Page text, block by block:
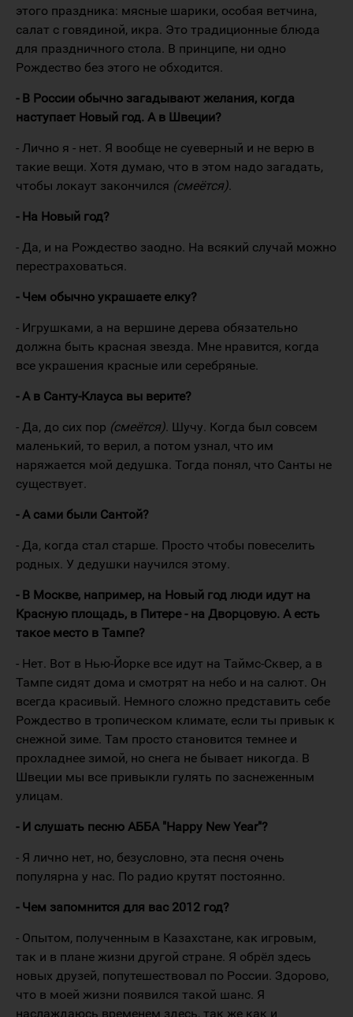
этого праздника: мясные шарики, особая ветчина,
салат с говядиной, икра. Это традиционные блюда
для праздничного стола. В принципе, ни одно
Рождество без этого не обходится.
- В России обычно загадывают желания, когда
наступает Новый год. А в Швеции?
- Лично я - нет. Я вообще не суеверный и не верю в
такие вещи. Хотя думаю, что в этом надо загадать,
чтобы локаут закончился (смеётся)
- На Новый год?
- Да, и на Рождество заодно. На всякий случай можно
перестраховаться.
- Чем обычно украшаете елку?
- Игрушками, а на вершине дерева обязательно
должна быть красная звезда. Мне нравится, когда
все украшения красные или серебряные.
- А в Санту-Клауса вы верите?
- Да, до сих пор (смеётся) . Шучу. Когда был совсем
маленький, то верил, а потом узнал, что им
наряжается мой дедушка. Тогда понял, что Санты не
существует.
- А сами были Сантой?
- Да, когда стал старше. Просто чтобы повеселить
родных. У дедушки научился этому.
- В Москве, например, на Новый год люди идут на
Красную площадь, в Питере - на Дворцовую. А есть
такое место в Тампе?
- Нет. Вот в Нью-Йорке все идут на Таймс-Сквер, а в
Тампе сидят дома и смотрят на небо и на салют. Он
всегда красивый. Немного сложно представить себе
Рождество в тропическом климате, если ты привык к
снежной зиме. Там просто становится темнее и
прохладнее зимой, но снега не бывает никогда. В
Швеции мы все привыкли гулять по заснеженным
улицам.
- И слушать песню АББА "Happy New Year"?
- Я лично нет, но, безусловно, эта песня очень
популярна у нас. По радио крутят постоянно.
- Чем запомнится для вас 2012 год?
- Опытом, полученным в Казахстане, как игровым,
так и в плане жизни другой стране. Я обрёл здесь
новых друзей, попутешествовал по России. Здорово,
что в моей жизни появился такой шанс. Я
наслаждаюсь временем здесь, так же как и